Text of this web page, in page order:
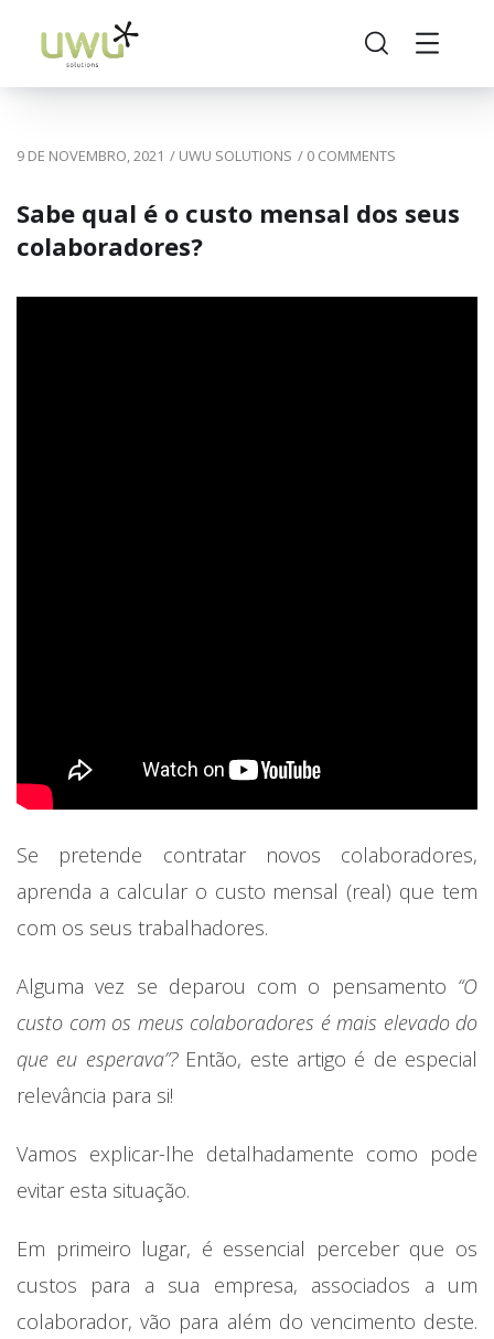
9 DE NOVEMBRO, 2021 / UWU SOLUTIONS / 0 COMMENTS
Sabe qual é o custo mensal dos seus
colaboradores?
Se pretende contratar novos colaboradores,
aprenda a calcular o custo mensal (real) que tem
com os seus trabalhadores.
Alguma vez se deparou com o pensamento “O
custo com os meus colaboradores é mais elevado do
que eu esperava”?Então, este artigo é de especial
relevância para si!
Vamos explicar-lhe detalhadamente como pode
evitar esta situação.
Em primeiro lugar, é essencial perceber que os
custos para a sua empresa, associados a um
colaborador, vão para além do vencimento deste.